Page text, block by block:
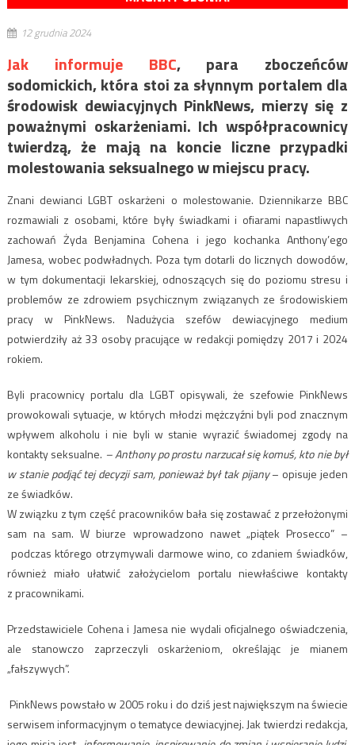
12 grudnia 2024
Jak informuje BBC, para zboczeńców
sodomickich, która stoi za słynnym portalem dla
środowisk dewiacyjnych PinkNews, mierzy się z
poważnymi oskarżeniami. Ich współpracownicy
twierdzą, że mają na koncie liczne przypadki
molestowania seksualnego w miejscu pracy.
Znani dewianci LGBT oskarżeni o molestowanie. Dziennikarze BBC
rozmawiali z osobami, które były świadkami i ofiarami napastliwych
zachowań Żyda Benjamina Cohena i jego kochanka Anthony’ego
Jamesa, wobec podwładnych. Poza tym dotarli do licznych dowodów,
w tym dokumentacji lekarskiej, odnoszących się do poziomu stresu i
problemów ze zdrowiem psychicznym związanych ze środowiskiem
pracy w PinkNews. Nadużycia szefów dewiacyjnego medium
potwierdziły aż 33 osoby pracujące w redakcji pomiędzy 2017 i 2024
rokiem.
Byli pracownicy portalu dla LGBT opisywali, że szefowie PinkNews
prowokowali sytuacje, w których młodzi mężczyźni byli pod znacznym
wpływem alkoholu i nie byli w stanie wyrazić świadomej zgody na
kontakty seksualne. – Anthony po prostu narzucał się komuś, kto nie był
w stanie podjąć tej decyzji sam, ponieważ był tak pijany– opisuje jeden
ze świadków.
W związku z tym część pracowników bała się zostawać z przełożonymi
sam na sam. W biurze wprowadzono nawet „piątek Prosecco” –
podczas którego otrzymywali darmowe wino, co zdaniem świadków,
również miało ułatwić założycielom portalu niewłaściwe kontakty
z pracownikami.
Przedstawiciele Cohena i Jamesa nie wydali oficjalnego oświadczenia,
ale stanowczo zaprzeczyli oskarżeniom, określając je mianem
„fałszywych”.
PinkNews powstało w 2005 roku i do dziś jest największym na świecie
serwisem informacyjnym o tematyce dewiacyjnej. Jak twierdzi redakcja,